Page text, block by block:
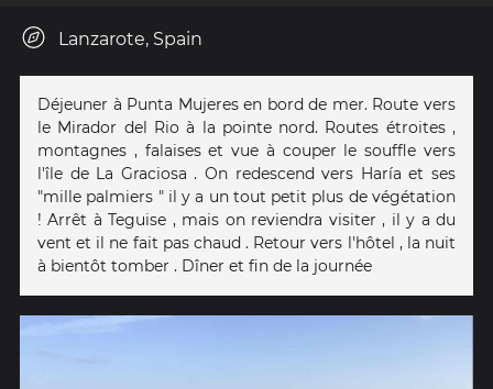
Lanzarote, Spain
Déjeuner à Punta Mujeres en bord de mer. Route vers
le Mirador del Rio à la pointe nord. Routes étroites ,
montagnes , falaises et vue à couper le souffle vers
l'île de La Graciosa . On redescend vers Haría et ses
"mille palmiers " il y a un tout petit plus de végétation
! Arrêt à Teguise , mais on reviendra visiter , il y a du
vent et il ne fait pas chaud . Retour vers l'hôtel , la nuit
à bientôt tomber . Dîner et fin de la journée